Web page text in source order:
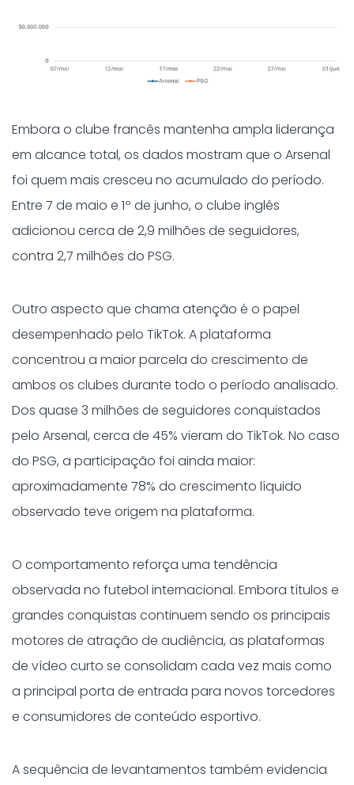
Embora o clube francês mantenha ampla liderança
em alcance total, os dados mostram que o Arsenal
foi quem mais cresceu no acumulado do período.
Entre 7 de maio e 1º de junho, o clube inglês
adicionou cerca de 2,9 milhões de seguidores,
contra 2,7 milhões do PSG.
Outro aspecto que chama atenção é o papel
desempenhado pelo TikTok. A plataforma
concentrou a maior parcela do crescimento de
ambos os clubes durante todo o período analisado.
Dos quase 3 milhões de seguidores conquistados
pelo Arsenal, cerca de 45% vieram do TikTok. No caso
do PSG, a participação foi ainda maior:
aproximadamente 78% do crescimento líquido
observado teve origem na plataforma.
O comportamento reforça uma tendência
observada no futebol internacional. Embora títulos e
grandes conquistas continuem sendo os principais
motores de atração de audiência, as plataformas
de vídeo curto se consolidam cada vez mais como
a principal porta de entrada para novos torcedores
e consumidores de conteúdo esportivo.
A sequência de levantamentos também evidencia